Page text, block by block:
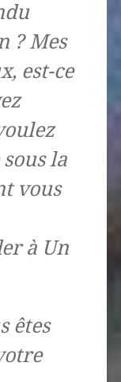
? Mes
est-ce
la
vous
à Un
êtes